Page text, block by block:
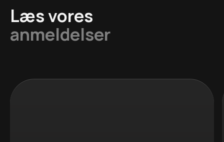
Læs vores
anmeldelser